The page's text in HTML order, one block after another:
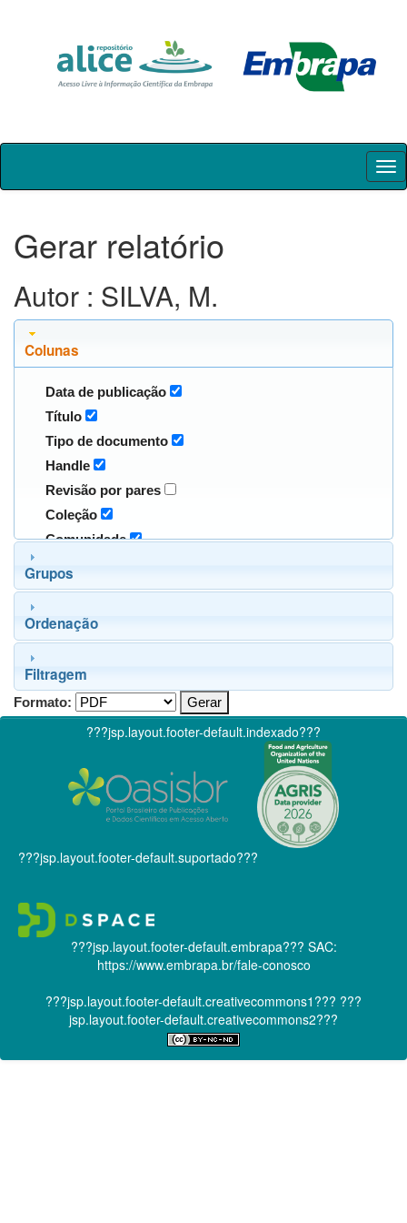
Skip
Gerar relatório
Autor : SILVA, M.
Colunas
Data de publicação
Título
Tipo de documento
Handle
Revisão por pares
Coleção
Comunidade
Grupos
Ordenação
Filtragem
Formato:
???jsp.layout.footer-default.indexado???
???jsp.layout.footer-default.suportado???
???jsp.layout.footer-default.embrapa??? SAC:
https://www.embrapa.br/fale-conosco
???jsp.layout.footer-default.creativecommons1??? ???
jsp.layout.footer-default.creativecommons2???